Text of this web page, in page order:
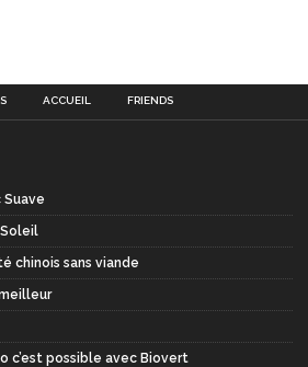
ACCUEIL FRIENDS
chinois sans viande
c’est possible avec Biovert